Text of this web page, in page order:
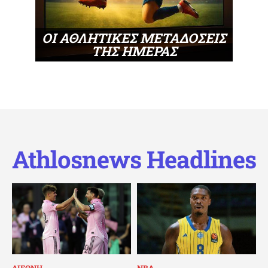
ΟΙ ΑΘΛΗΤΙΚΕΣ ΜΕΤΑΔΟΣΕΙΣ
ΤΗΣ ΗΜΕΡΑΣ
Athlosnews Headlines